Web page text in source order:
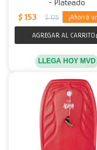
- Plateado
$ 153 $ 175
LLEGA HOY MVD